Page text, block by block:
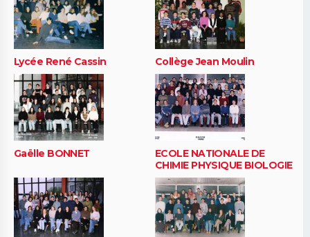
Lycée René Cassin Collège Jean Moulin
Gaëlle BONNET
ECOLE NATIONALE DE
CHIMIE PHYSIQUE BIOLOGIE